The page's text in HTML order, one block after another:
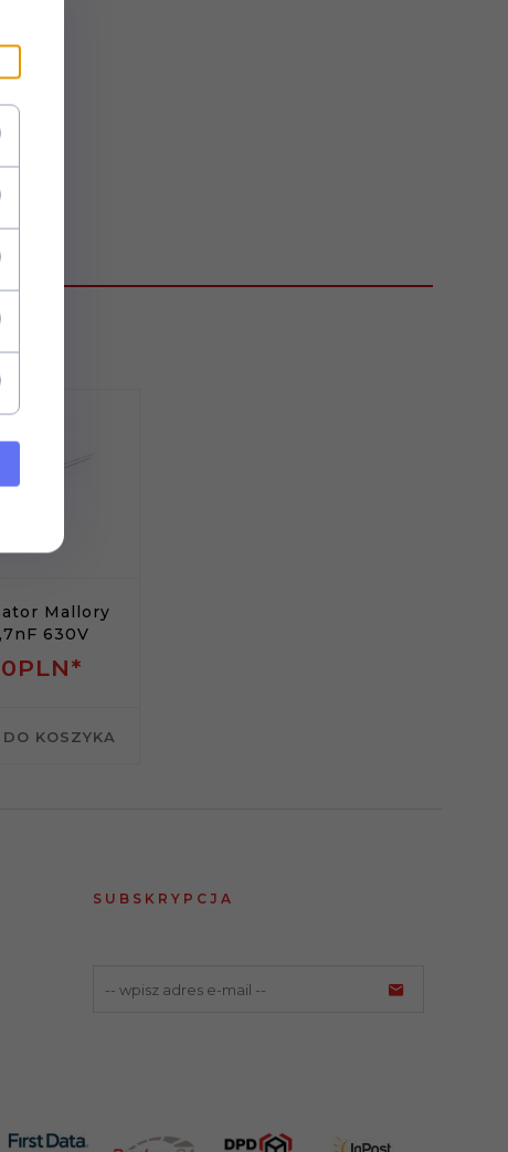
hifi.
Mallory
630V
PLN*
KOSZYKA
SUBSKRYPCJA